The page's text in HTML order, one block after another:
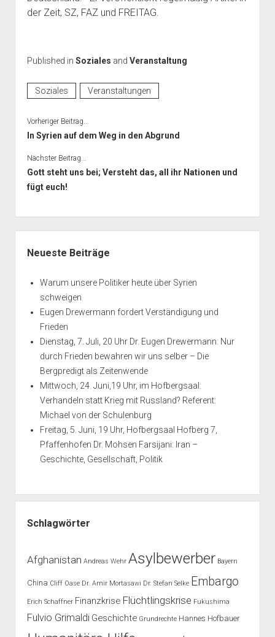
der Zeit, SZ, FAZ und FREITAG.
Published in Soziales and Veranstaltung
Soziales Veranstaltungen
Vorheriger Beitrag...
In Syrien auf dem Weg in den Abgrund
Nächster Beitrag...
Gott steht uns bei; Versteht das, all ihr Nationen und
fügt euch!
Neueste Beiträge
Warum unsere Politiker heute über Syrien
schweigen
Eugen Drewermann fordert Verständigung und
Frieden
Dienstag, 7. Juli, 20 Uhr Dr. Eugen Drewermann: Nur
durch Frieden bewahren wir uns selber – Die
Bergpredigt als Zeitenwende
Mittwoch, 24. Juni,19 Uhr, im Hofbergsaal:
Verhandeln statt Krieg mit Russland? Referent:
Michael von der Schulenburg
Freitag, 5. Juni, 19 Uhr, Hofbergsaal Hofberg 7,
Pfaffenhofen Dr. Mohsen Farsijani: Iran –
Geschichte, Gesellschaft, Politik
Schlagwörter
Afghanistan Andreas Wehr Asylbewerber Bayern
China Cliff Oase Dr. Amir Mortasawi Dr. Stefan Selke Embargo
Erich Schaffner Finanzkrise Flüchtlingskrise Fukushima
Fulvio Grimaldi Geschichte Grundrechte Hannes Hofbauer